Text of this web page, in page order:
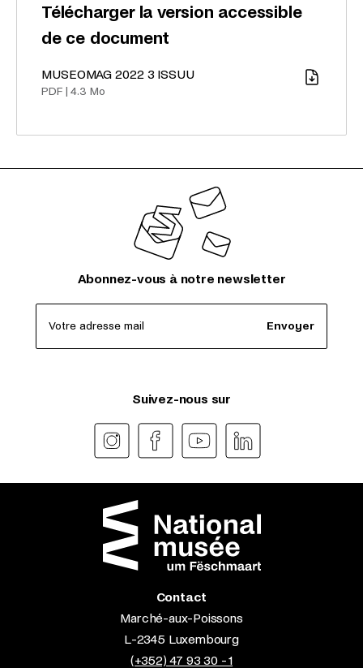
Télécharger la version accessible
de ce document
Télécharger
MUSEOMAG 2022 3 ISSUU
PDF 4.3 Mo
Abonnez-vous à notre newsletter
Votre adresse mail Envoyer
Suivez-nous sur
Contact
Marché-aux-Poissons
L-2345 Luxembourg
(+352) 47 93 30 - 1